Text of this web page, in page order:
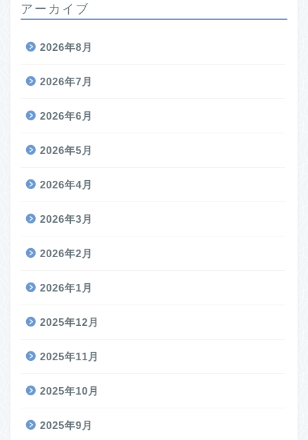
アーカイブ
2026年8月
2026年7月
2026年6月
2026年5月
2026年4月
2026年3月
2026年2月
2026年1月
2025年12月
2025年11月
2025年10月
2025年9月